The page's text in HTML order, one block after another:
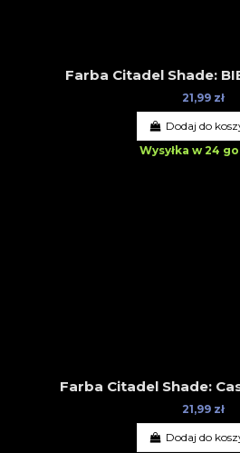
Farba Citadel Shade:
21,99 zł
Dodaj do
Wysyłka w 24
Farba Citadel Shade:
21,99 zł
Dodaj do